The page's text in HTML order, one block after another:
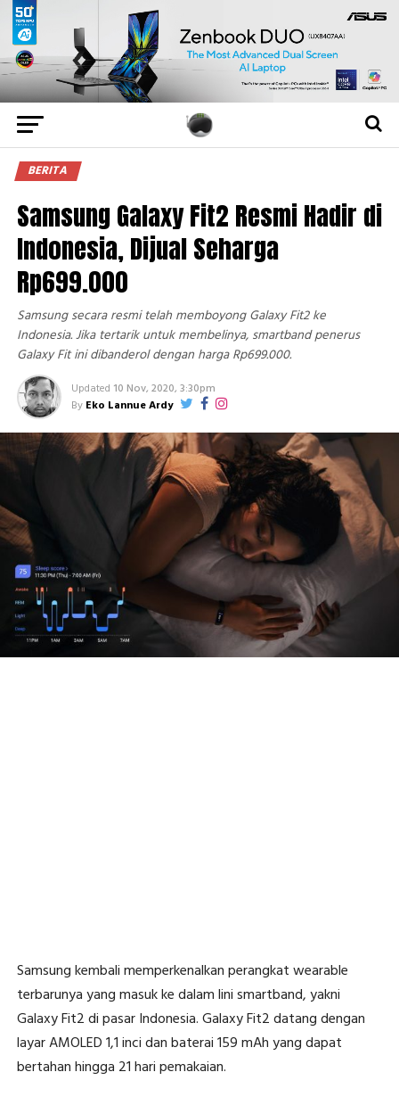
BERITA
Samsung Galaxy Fit2 Resmi Hadir di
Indonesia, Dijual Seharga
Rp699.000
Samsung secara resmi telah memboyong Galaxy Fit2 ke
Indonesia. Jika tertarik untuk membelinya, smartband penerus
Galaxy Fit ini dibanderol dengan harga Rp699.000.
Updated 10 Nov, 2020, 3:30pm
By Eko Lannue Ardy
Samsung kembali memperkenalkan perangkat wearable
terbarunya yang masuk ke dalam lini smartband, yakni
Galaxy Fit2 di pasar Indonesia. Galaxy Fit2 datang dengan
layar AMOLED 1,1 inci dan baterai 159 mAh yang dapat
bertahan hingga 21 hari pemakaian.